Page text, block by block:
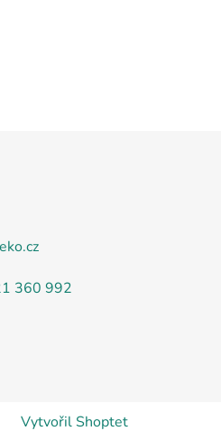
360 992
Vytvořil Shoptet